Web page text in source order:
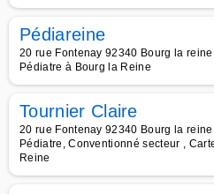
Pédiareine
20 rue Fontenay 92340 Bourg la
Pédiatre à Bourg la Reine
Tournier Claire
20 rue Fontenay 92340 Bourg la
Pédiatre, Conventionné secteur ,
Reine